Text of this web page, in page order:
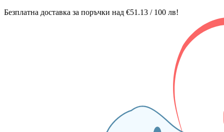
Безплатна доставка за поръчки над €51.13 / 100 лв!